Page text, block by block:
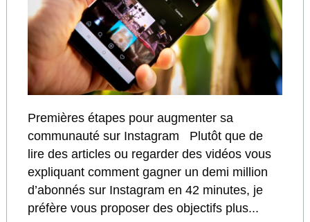
Premières étapes pour augmenter sa
communauté sur Instagram Plutôt que de
lire des articles ou regarder des vidéos vous
expliquant comment gagner un demi million
d’abonnés sur Instagram en 42 minutes, je
préfère vous proposer des objectifs plus...